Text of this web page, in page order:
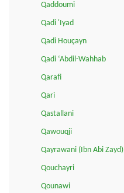
Qaddoumi
Qadi 'Iyad
Qadi Houçayn
Qadi ‘Abdil-Wahhab
Qarafi
Qari
Qastallani
Qawouqji
Qayrawani (Ibn Abi Zayd)
Qouchayri
Qounawi